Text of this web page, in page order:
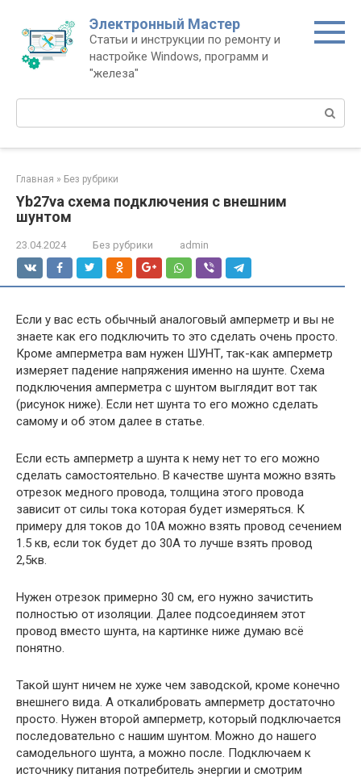
контенту
Электронный Мастер
Статьи и инструкции по ремонту и
настройке Windows, программ и
"железа"
Поиск:
Главная » Без рубрики
Yb27va схема подключения с внешним
шунтом
23.04.2024 Без рубрики admin
Если у вас есть обычный аналоговый амперметр и вы не
знаете как его подключить то это сделать очень просто.
Кроме амперметра вам нужен ШУНТ, так-как амперметр
измеряет падение напряжения именно на шунте. Схема
подключения амперметра с шунтом выглядит вот так
(рисунок ниже). Если нет шунта то его можно сделать
самому и об этом далее в статье.
Если есть амперметр а шунта к нему нет то его можно
сделать самостоятельно. В качестве шунта можно взять
отрезок медного провода, толщина этого провода
зависит от силы тока которая будет измеряться. К
примеру для токов до 10А можно взять провод сечением
1.5 кв, если ток будет до 30А то лучше взять провод
2,5кв.
Нужен отрезок примерно 30 см, его нужно зачистить
полностью от изоляции. Далее подсоединяем этот
провод вместо шунта, на картинке ниже думаю всё
понятно.
Такой шунт ничем не хуже чем заводской, кроме конечно
внешнего вида. А откалибровать амперметр достаточно
просто. Нужен второй амперметр, который подключается
последовательно с нашим шунтом. Можно до нашего
самодельного шунта, а можно после. Подключаем к
источнику питания потребитель энергии и смотрим